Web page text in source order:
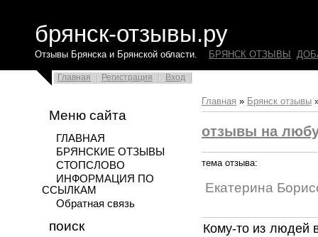
брянск-отзывы.ру
Отзывы Брянска и Брянской области. БРЯНСК ОТЗЫВЫ
Главная Регистрация Вход
Меню сайта
ГЛАВНАЯ
БРЯНСКИЕ ОТЗЫВЫ
СТОПСЛОВО
ИНФОРМАЦИЯ ПО
ССЫЛКАМ
Обратная связь
поиск
Главная » Брянск отзывы
отзывы на
тема отзыва:
Екатерина
Кому-то из людей